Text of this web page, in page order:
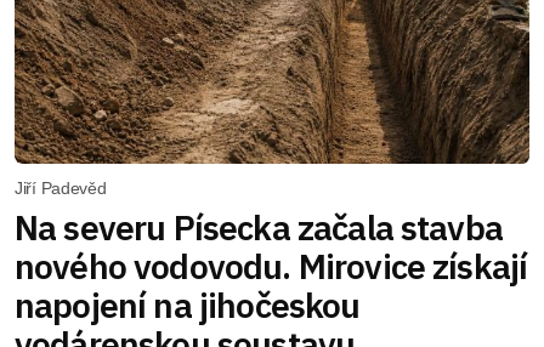
Jiří Padevěd
Na severu Písecka začala stavba
nového vodovodu. Mirovice získají
napojení na jihočeskou